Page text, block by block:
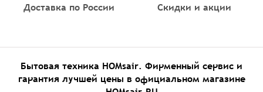
Доставка по России Скидки и акции
Бытовая техника HOMsair. Фирменный сервис и
гарантия лучшей цены в официальном магазине